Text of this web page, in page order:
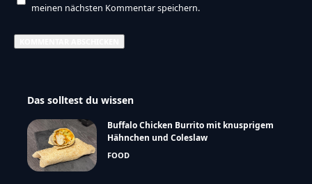
meinen nächsten Kommentar speichern.
Das solltest du wissen
Buffalo Chicken Burrito mit knusprigem
Hähnchen und Coleslaw
FOOD